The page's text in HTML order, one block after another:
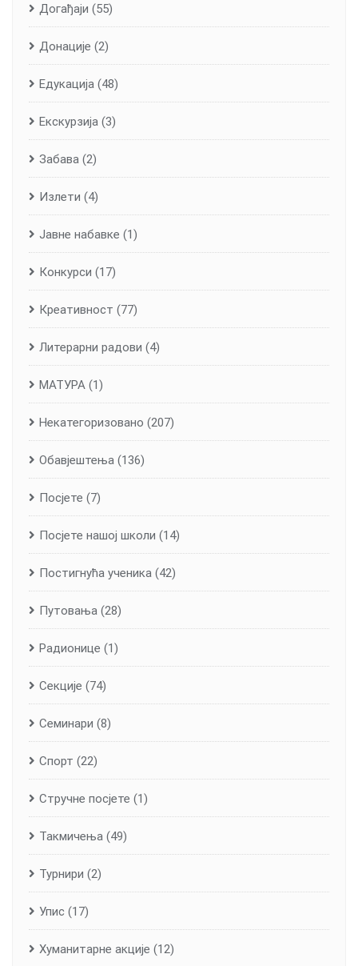
Догађаји (55)
Донације (2)
Едукација (48)
Екскурзија (3)
Забава (2)
Излети (4)
Јавне набавке (1)
Конкурси (17)
Креативност (77)
Литерарни радови (4)
МАТУРА (1)
Некатегоризовано (207)
Обавјештења (136)
Посјете (7)
Посјете нашој школи (14)
Постигнућа ученика (42)
Путовања (28)
Радионице (1)
Секције (74)
Семинари (8)
Спорт (22)
Стручне посјете (1)
Такмичења (49)
Турнири (2)
Упис (17)
Хуманитарне aкције (12)